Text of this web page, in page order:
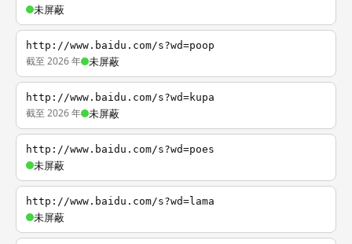
未屏蔽
http://www.baidu.com/s?wd=poop
截至 2026 年 未屏蔽
http://www.baidu.com/s?wd=kupa
截至 2026 年 未屏蔽
http://www.baidu.com/s?wd=poes
未屏蔽
http://www.baidu.com/s?wd=lama
未屏蔽